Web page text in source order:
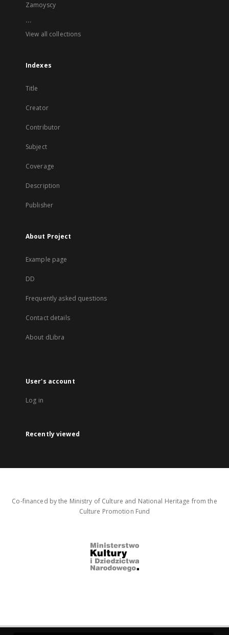
Zamoyscy
...
View all collections
Indexes
Title
Creator
Contributor
Subject
Coverage
Description
Publisher
About Project
Example page
DD
Frequently asked questions
Contact details
About dLibra
User's account
Log in
Recently viewed
Co-financed by the Ministry of Culture and National Heritage from the
Culture Promotion Fund